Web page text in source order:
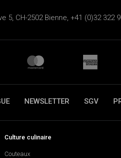
5, CH-2502 Bienne, +41 (0)32 322
NEWSLETTER SGV
Culture culinaire
Couteaux